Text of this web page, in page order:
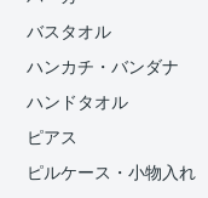
バスタオル
ハンカチ・バンダナ
ハンドタオル
ピアス
ピルケース・小物入れ